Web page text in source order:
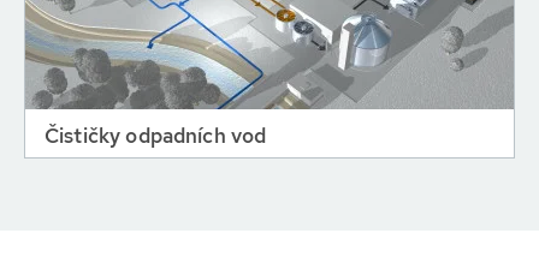
Čističky odpadních vod